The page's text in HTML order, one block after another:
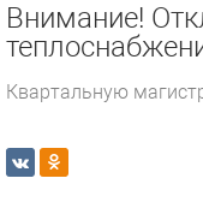
Внимание!
Квартальную